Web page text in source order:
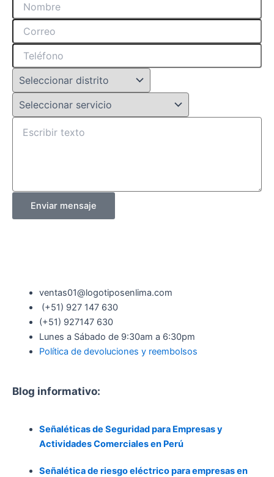
Enviar mensaje
ventas01@logotiposenlima.com
(+51) 927 147 630
(+51) 927147 630
Lunes a Sábado de 9:30am a 6:30pm
Política de devoluciones y reembolsos
Blog informativo:
Señaléticas de Seguridad para Empresas y
Actividades Comerciales en Perú
Señalética de riesgo eléctrico para empresas en